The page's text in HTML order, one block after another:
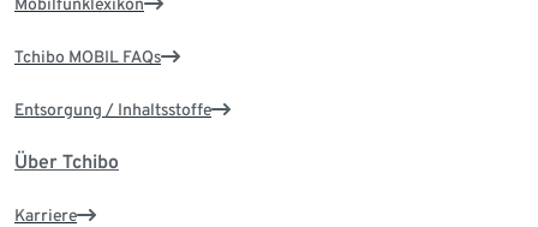
Mobilfunklexikon
Tchibo MOBIL FAQs
Entsorgung / Inhaltsstoffe
Über Tchibo
Karriere